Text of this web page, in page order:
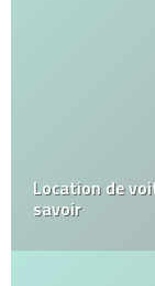
Location de
savoir